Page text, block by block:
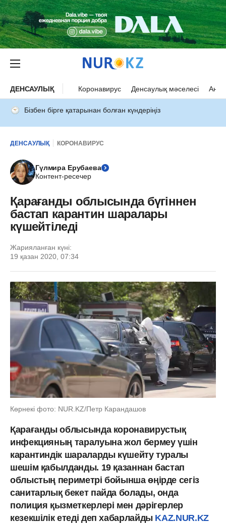
ДЕНСАУЛЫҚ Коронавирус Денсаулық мәселесі Ана
Бізбен бірге қатарынан болған күндеріңіз
ДЕНСАУЛЫҚ КОРОНАВИРУС
Гүлмира Ерубаева
Контент-ресечер
Қарағанды облысында бүгіннен
бастап карантин шаралары
күшейтіледі
Жарияланған күні:
19 қазан 2020, 07:34
Көрнекі фото: NUR.KZ/Петр Карандашов
Қарағанды облысында коронавирустық
инфекцияның таралуына жол бермеу үшін
карантиндік шараларды күшейту туралы
шешім қабылданды. 19 қазаннан бастап
облыстың периметрі бойынша өңірде сегіз
санитарлық бекет пайда болады, онда
полиция қызметкерлері мен дәрігерлер
кезекшілік етеді деп хабарлайды KAZ.NUR.KZ